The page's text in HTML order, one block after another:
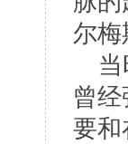
尔
当
曾
要和